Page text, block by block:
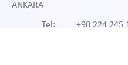
ANKARA
Tel: +90 224 245